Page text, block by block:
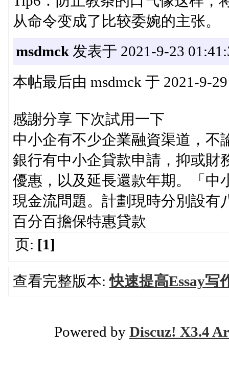
从命令变成了比较委婉的主张。
msdmck发表于 2021-9-23
本帖最后由 msdmck 于 2021-9-
感謝分享 下次試用一下
中小企有不少企業融資渠道，不
銀行有中小企貸款申請，抑或財
優惠，以及延長還款年期。「中
現金流問題。計劃現時分別設有
百分百擔保特惠貸款
页: [1]
查看完整版本:快速提高Essay写
Powered by Discuz! X3.4